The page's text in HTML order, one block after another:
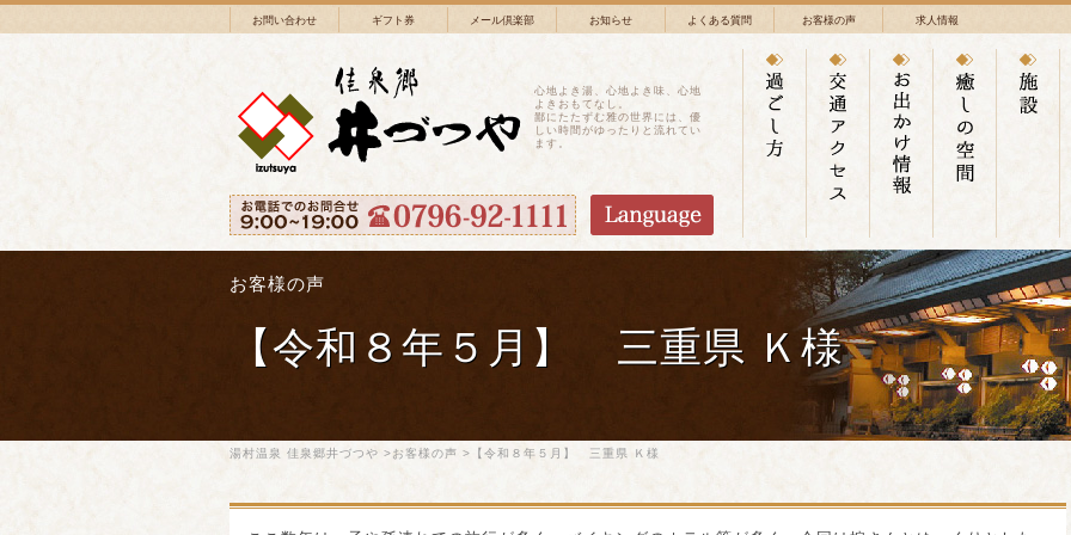
お問い合わせ ギフト券 メール倶楽部 お知らせ よくある質問 お客様の声 求人情報
心地よき湯、心地よき味、心地
よきおもてなし。
鄙にたたずむ雅の世界には、優
しい時間がゆったりと流れてい
ます。
お客様の声
【令和８年５月】 三重県 Ｋ様
湯村温泉 佳泉郷井づつや >お客様の声 >【令和８年５月】 三重県 Ｋ様